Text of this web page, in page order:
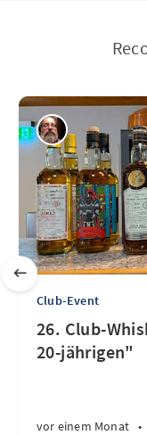
Club-Event
26. Club-
20-jährigen"
vor einem Monat •